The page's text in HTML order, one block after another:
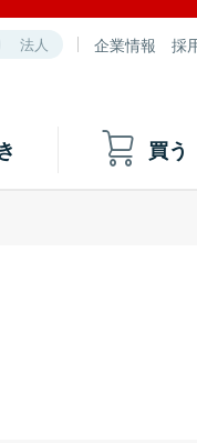
法人 企業情報 採
買う